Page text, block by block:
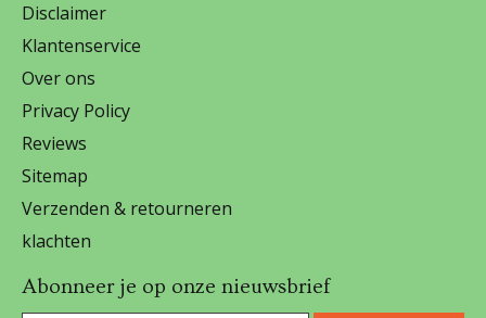
Disclaimer
Klantenservice
Over ons
Privacy Policy
Reviews
Sitemap
Verzenden & retourneren
klachten
Abonneer je op onze nieuwsbrief